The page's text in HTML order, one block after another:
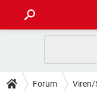
ANDROID
TIPPS & TRICKS
Forum Viren/